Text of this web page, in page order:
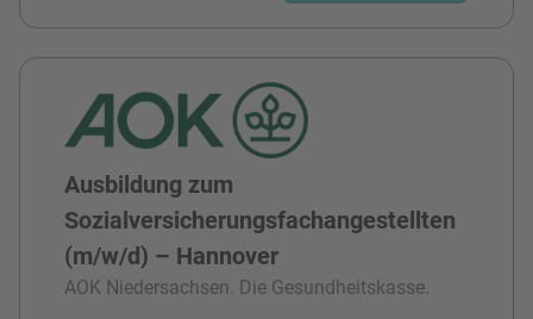
Ausbildung zum
Sozialversicherungsfachangestellten
(m/w/d) – Hannover
AOK Niedersachsen. Die Gesundheitskasse.